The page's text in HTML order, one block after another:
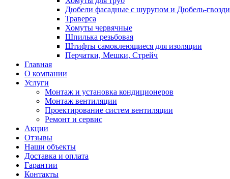
Дюбели фасадные с шурупом и Дюбель-гвозди
Траверса
Хомуты червячные
Шпилька резьбовая
Штифты самоклеющиеся для изоляции
Перчатки, Мешки, Стрейч
Главная
О компании
Услуги
Монтаж и установка кондиционеров
Монтаж вентиляции
Проектирование систем вентиляции
Ремонт и сервис
Акции
Отзывы
Наши объекты
Доставка и оплата
Гарантии
Контакты